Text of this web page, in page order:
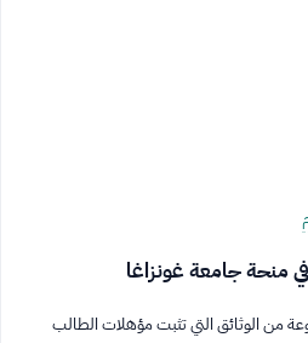
منحة جامعة غونزاغا
من الوثائق التي تثبت مؤهلات الطالب